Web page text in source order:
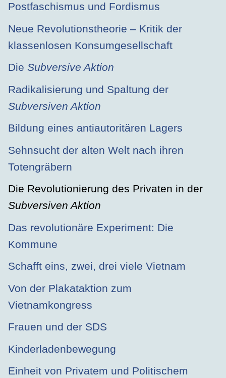
Postfaschismus und Fordismus
Neue Revolutionstheorie – Kritik der
klassenlosen Konsumgesellschaft
Die Subversive Aktion
Radikalisierung und Spaltung der
Subversiven Aktion
Bildung eines antiautoritären Lagers
Sehnsucht der alten Welt nach ihren
Totengräbern
Die Revolutionierung des Privaten in der
Subversiven Aktion
Das revolutionäre Experiment: Die
Kommune
Schafft eins, zwei, drei viele Vietnam
Von der Plakataktion zum
Vietnamkongress
Frauen und der SDS
Kinderladenbewegung
Einheit von Privatem und Politischem